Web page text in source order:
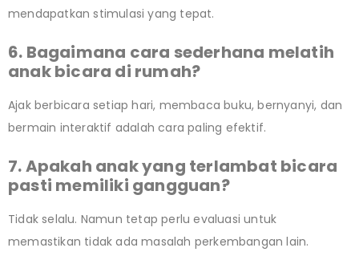
mendapatkan stimulasi yang tepat.
6. Bagaimana cara sederhana melatih
anak bicara di rumah?
Ajak berbicara setiap hari, membaca buku, bernyanyi, dan
bermain interaktif adalah cara paling efektif.
7. Apakah anak yang terlambat bicara
pasti memiliki gangguan?
Tidak selalu. Namun tetap perlu evaluasi untuk
memastikan tidak ada masalah perkembangan lain.